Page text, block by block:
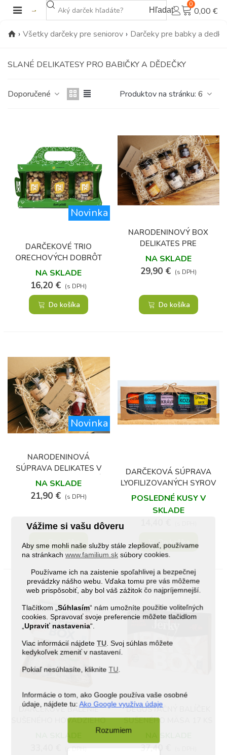
Vážime si vašu dôveru
Aby sme mohli naše služby stále zlepšovať, používame
na stránkachwww.familium.sk súbory cookies.
Používame ich na zaistenie spoľahlivej a bezpečnej
prevádzky nášho webu. Vďaka tomu pre vás môžeme
web prispôsobiť, aby bol váš zážitok čo najpríjemnejší.
Tlačítkom „Súhlasím“ nám umožníte použitie voliteľných
cookies. Spravovať svoje preferencie môžete tlačidlom
„Upraviť nastavenia“.
Viac informácií nájdete TU . Svoj súhlas môžete
kedykoľvek zmeniť v nastavení.
Pokiaľ nesúhlasíte, klikniteTU
Informácie o tom, ako Google používa vaše osobné
údaje, nájdete tu: Ako Google využíva údaje
Rozumiem
Hľadať
0
0,00 €
› Všetky darčeky pre seniorov › Darčeky pre babky a
SLANÉ DELIKATESY PRO BABIČKY A DĚDEČKY
Doporučené Produktov na stránku: 6
Novinka
DARČEKOVÉ TRIO
ORECHOVÝCH DOBRÔT
NA SKLADE
16,20 € (s DPH)
Do košíka
NARODENINOVÝ BOX
DELIKATES PRE
GURMÁNA
NA SKLADE
29,90 € (s DPH)
Do košíka
Novinka
NARODENINOVÁ
SÚPRAVA DELIKATES V
DARČEKOVOM BALENÍ
NA SKLADE
21,90 € (s DPH)
Do košíka
DARČEKOVÁ SÚPRAVA
LYOFILIZOVANÝCH SYROV
POSLEDNÉ KUSY V
SKLADE
Do košíka
DARČEKOVÉ BALENIE
SUŠENÉHO HOVÄDZIEHO
(s DPH)
DEGUSTAČNÝ BALÍČEK
SUŠENÉHO MÄSA 17 KS
37,40 €